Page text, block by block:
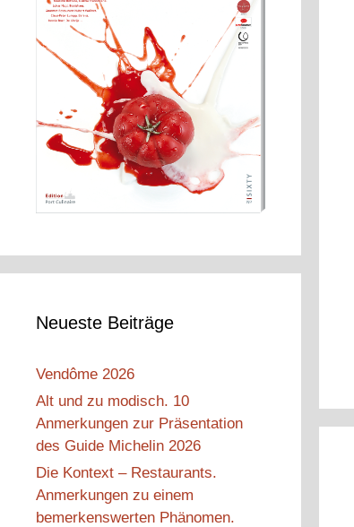
Neueste Beiträge
Vendôme 2026
Alt und zu modisch. 10
Anmerkungen zur Präsentation
des Guide Michelin 2026
Die Kontext – Restaurants.
Anmerkungen zu einem
bemerkenswerten Phänomen.